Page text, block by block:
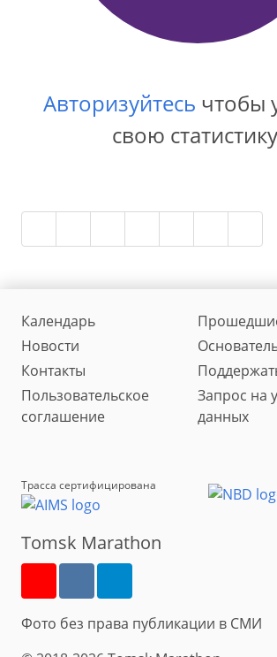
Авторизуйтесь чтобы
свою
Календарь
Новости
Контакты
Пользовательское
соглашение
Запрос на
данных
Трасса сертифицирована
Tomsk Marathon
Фото без права публикации в СМИ